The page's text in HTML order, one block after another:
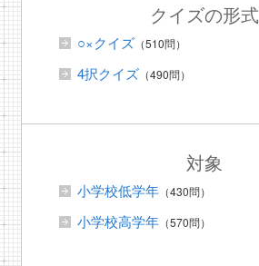
クイズの形式
○×クイズ（510問）
4択クイズ（490問）
対象
小学校低学年（430問）
小学校高学年（570問）